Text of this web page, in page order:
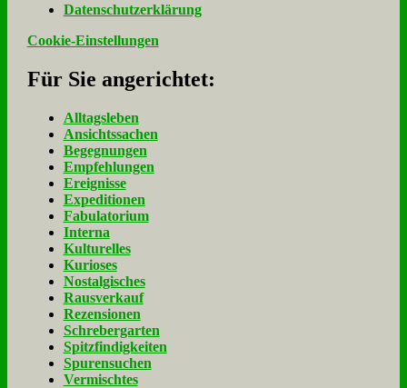
Da­ten­schutz­er­klä­rung
Cookie-Einstellungen
Für Sie an­ge­rich­tet:
Alltagsleben
Ansichtssachen
Begegnungen
Empfehlungen
Ereignisse
Expeditionen
Fabulatorium
Interna
Kulturelles
Kurioses
Nostalgisches
Rausverkauf
Rezensionen
Schrebergarten
Spitzfindigkeiten
Spurensuchen
Vermischtes